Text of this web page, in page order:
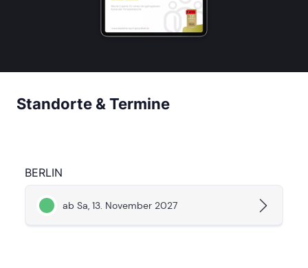
Standorte & Termine
BERLIN
ab Sa, 13. November 2027